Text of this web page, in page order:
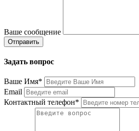
Ваше сообщение
Задать вопрос
Ваше Имя*
Email
Контактный телефон*